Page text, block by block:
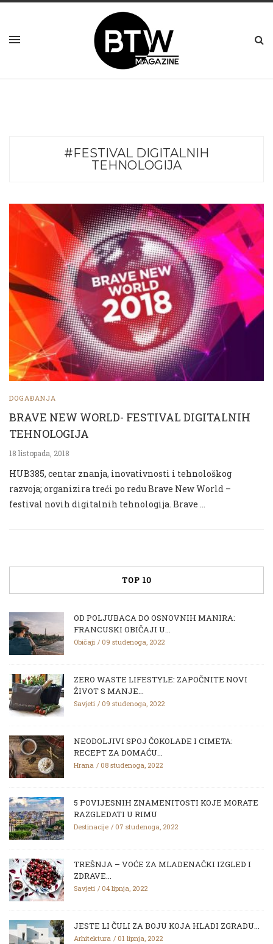
#FESTIVAL DIGITALNIH
TEHNOLOGIJA
DOGAĐANJA
BRAVE NEW WORLD- FESTIVAL DIGITALNIH
TEHNOLOGIJA
18 listopada, 2018
HUB385, centar znanja, inovativnosti i tehnološkog
razvoja; organizira treći po redu Brave New World –
festival novih digitalnih tehnologija. Brave …
TOP 10
OD POLJUBACA DO OSNOVNIH MANIRA:
FRANCUSKI OBIČAJI U...
Običaji 09 studenoga, 2022
ZERO WASTE LIFESTYLE: ZAPOČNITE NOVI
ŽIVOT S MANJE...
Savjeti 09 studenoga, 2022
NEODOLJIVI SPOJ ČOKOLADE I CIMETA:
RECEPT ZA DOMAĆU...
Hrana 08 studenoga, 2022
5 POVIJESNIH ZNAMENITOSTI KOJE MORATE
RAZGLEDATI U RIMU
Destinacije 07 studenoga, 2022
TREŠNJA – VOĆE ZA MLADENAČKI IZGLED I
ZDRAVE...
Savjeti 04 lipnja, 2022
JESTE LI ČULI ZA BOJU KOJA HLADI ZGRADU...
Arhitektura 01 lipnja, 2022